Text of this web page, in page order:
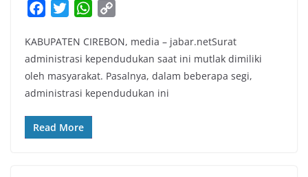
c
e
b
o
o
k
i
t
t
e
r
W
a
t
s
A
p
y
L
i
KABUPATEN CIREBON, media – jabar.netSurat
administrasi kependudukan saat ini mutlak dimiliki
oleh masyarakat. Pasalnya, dalam beberapa segi,
administrasi kependudukan ini
Read More